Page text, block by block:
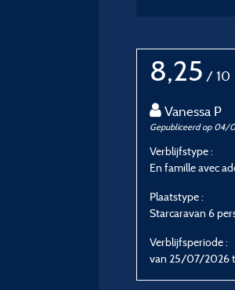
8,25 / 10
Vanessa P
Gepubliceerd op
Verblijfstype :
En famille avec
Plaatstype :
Starcaravan 6
Verblijfsperiode :
van 25/07/